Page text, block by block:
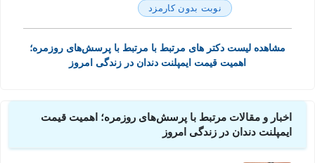
نوبت بدون کارمزد
مشاهده لیست دکتر های مرتبط با مرتبط با پرسش‌های روزمره؛
اهمیت قیمت ایمپلنت دندان در زندگی امروز
اخبار و مقالات مرتبط با پرسش‌های روزمره؛ اهمیت قیمت
ایمپلنت دندان در زندگی امروز